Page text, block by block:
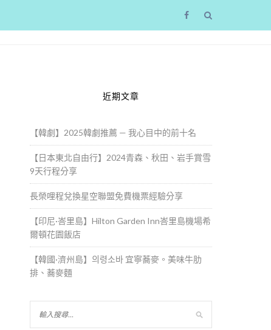
近期文章
【韓劇】2025韓劇推薦 — 我心目中的前十名
【日本東北自由行】2024青森、秋田、岩手賞雪
9天行程分享
長榮哩程兌換星空聯盟免費機票經驗分享
【印尼·峇里島】Hilton Garden Inn峇里島機場希
爾頓花園飯店
【韓國·濟州島】의령소바 宜寧蕎麥。美味牛肋
排、蕎麥麵